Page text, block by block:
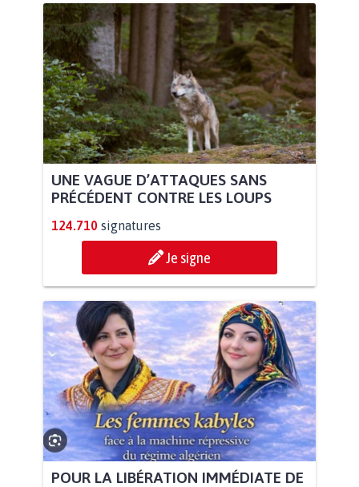
UNE VAGUE D’ATTAQUES SANS
PRÉCÉDENT CONTRE LES LOUPS
124.710 signatures
Je signe
POUR LA LIBÉRATION IMMÉDIATE DE